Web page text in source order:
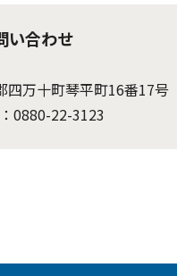
い合わせ
万十町琴平町16番17号
0880-22-3123